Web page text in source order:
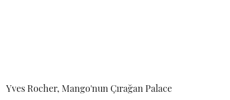
Yves Rocher, Mango'nun Çırağan Palace